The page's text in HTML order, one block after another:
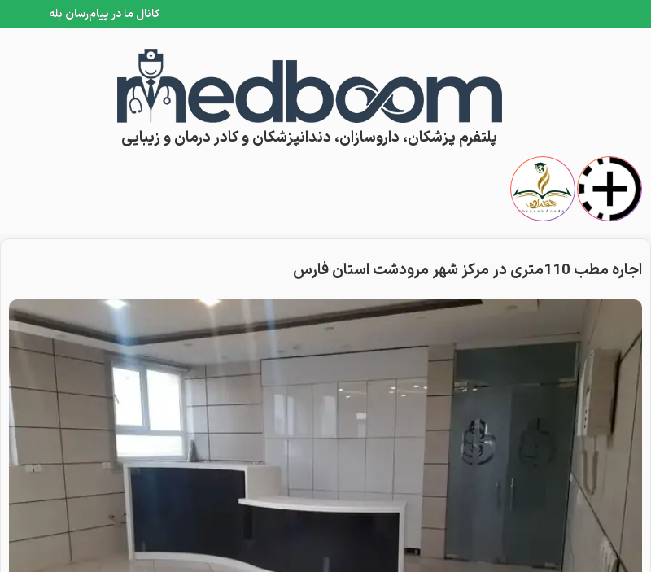
کانال ما در پیام‌رسان بله
Skip to content
پلتفرم پزشکان، داروسازان، دندانپزشکان و کادر درمان و زیبایی
اجاره مطب 110متری در مرکز شهر مرودشت استان فارس